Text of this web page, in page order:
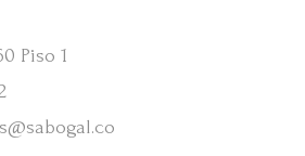
Piso 1